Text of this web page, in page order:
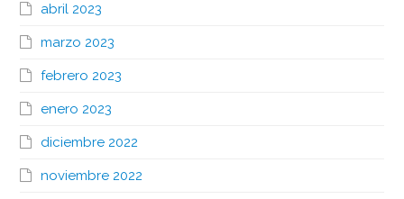
abril 2023
marzo 2023
febrero 2023
enero 2023
diciembre 2022
noviembre 2022